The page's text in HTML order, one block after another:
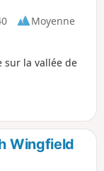
Moyenne
sur la vallée de
Wingfield